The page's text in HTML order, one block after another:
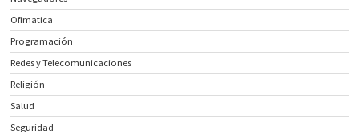
Ofimatica
Programación
Redes y Telecomunicaciones
Religión
Salud
Seguridad